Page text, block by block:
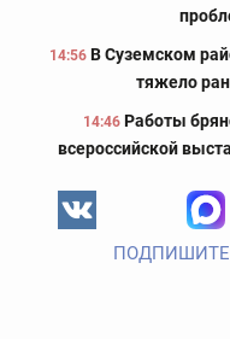
14:56 В Суземском
тяжело
14:46 Работы
всероссийской